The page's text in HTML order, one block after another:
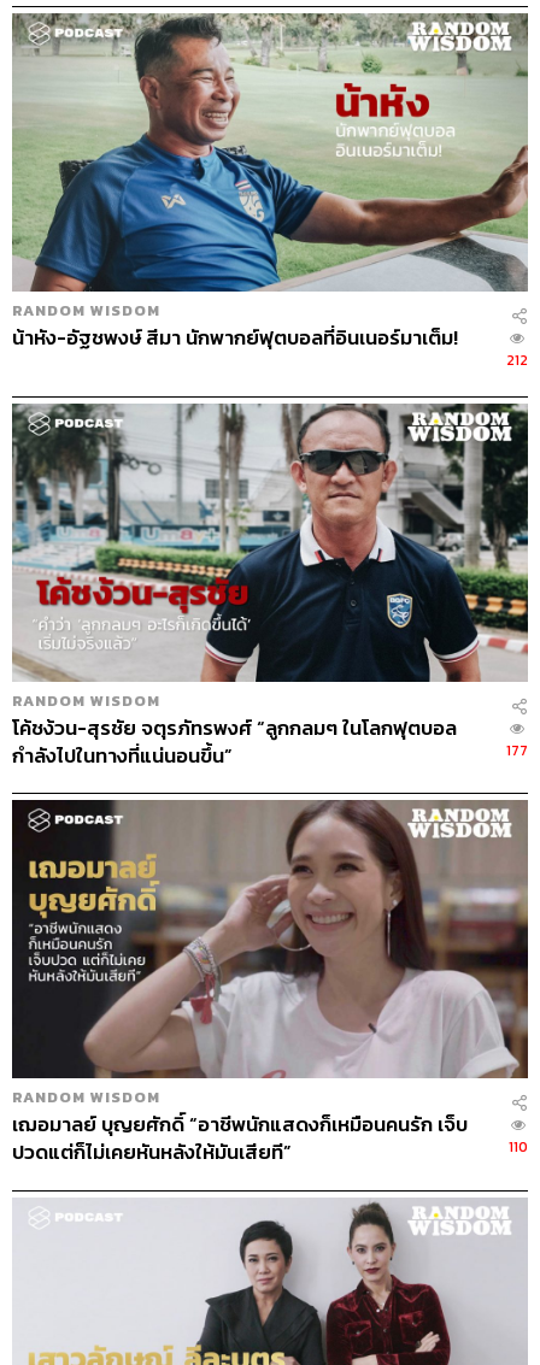
ที่จริงจังและงานออกมาดี แต่สุดท้ายแล้วมันจะดีหรือไม่ดี เรา
ก็เลือกด้านที่เรารู้สึก คือเราต้องมีความสุขทุกโมเมนต์ ถึง
เครียดก็อย่าให้มันอยู่กับเรานาน และอย่างที่บอกว่าตั้งแต่ทำ
ธุรกิจมา มันมีปัญหาเยอะแบบมรสุมมาก ปัง! แรกๆ ก็มีเครียด
บ้าง แต่พอตอนหลังเรามองว่าปัญหามันไม่ใช่ปัญหา แต่มัน
คือส่วนหนึ่งของชีวิต มันมีไว้เพื่อแก้ไขและเป็นเรื่องปกติ ริต้า
เลยเชื่อคำว่า Mindset มันเป็นคำที่สำคัญมาก บางครั้งที่เรา
ไปเจอลูกทีมแล้วเขาบอบช้ำมาก สิ่งที่เราทำได้คือเราต้อง
เปลี่ยน Mindset เขา การเปลี่ยน Mindset เป็นสิ่งสำคัญและมี
พลังมาก บางทีคลิกเดียวเราจะมองว่าเป็นเรื่องเครียดหรือ
มองเป็นอีกแบบก็ได้
ริต้ารู้สึกว่าเราโชคดีที่ได้รับโอกาสมาอยู่ตรงนี้ เลยอยากให้
โอกาสคนอื่นกลับไปบ้าง นั่นคือสิ่งที่เราทำอยู่เสมอ เหมือน
เราโชคดีที่อยู่ๆ เรามีชื่อเสียง หาเงินได้ มีพี่ๆ ที่น่ารัก แต่
แน่นอนว่ามันมีคนที่เขาไม่ได้รับโอกาสแบบนี้อีกมากมายที่
เราพยายามจะถ่ายทอดออกไป คนเราบางทีมีโอกาสเข้ามา
เราไม่รู้หรอกว่ามันจะดีหรือไม่ดี เหมือนที่เขาถามว่าริต้ามา
เป็นเมนเทอร์ไหม ริต้าก็ไม่รู้ว่ามันจะดีหรือร้าย แต่เมื่อมันมี
โอกาส สิ่งที่เราต้องทำคือต้องรับโอกาสนั้นและทำมันให้ดี
ที่สุด โอกาสมันไม่ได้เดินกลับมาให้เราเป็นครั้งที่ 2 ถ้าคุณ
ปฏิเสธครั้งนี้ คุณกำลังดังอยู่ สปอตไลต์ส่องอยู่ที่คุณ แต่คุณ
ปฏิเสธด้วยอารมณ์ จะด้วยอารมณ์หรืออะไรก็ตาม มนุษย์เรา
มาคู่กับอารมณ์อยู่แล้วค่ะ คุณปฏิเสธไป แต่อย่าลืมว่ามันจะ
ไม่ย้อนกลับมาให้คุณอีกแล้ว มันจะผ่านเลยไป แล้ววันหนึ่ง
คุณจะมานั่งเสียดาย ถ้าทำแล้วมันไม่ดีหรือเลวร้าย อย่างน้อย
เราก็ได้ลอง
Credits
Show Creatorภูมิชาย บุญสินสุข
Interviewerท้อฟฟี่ แบรดชอว์
The Guest
ศรีริต้า เจนเซ่น
Episode Producer
Episode Editorเชษฐพงศ์ ชูประดิษฐ์
Sound Designer & Engineerศุภณัฐ เดชะอำไพ
Coordinator & Adminอภิสิทธิ์ หรรษาภิรมย์โชค
Art Director
อนงค์นาฏ วิวัฒนานนท์
อธิษฐาน กาญจนะพงศ์
ภาสิณี เพิ่มพันธุ์พงศ์
จินตนา ประชุมพันธ์
Westonemusic.com
RANDOM WISDOM
น้าหัง-อัฐชพงษ์ สีมา นักพากย์ฟุตบอลที่อินเนอร์มาเต็ม!
212
RANDOM WISDOM
โค้ชง้วน-สุรชัย จตุรภัทรพงศ์ “ลูกกลมๆ ในโลกฟุตบอล
กำลังไปในทางที่แน่นอนขึ้น”
177
RANDOM WISDOM
เฌอมาลย์ บุญยศักดิ์ “อาชีพนักแสดงก็เหมือนคนรัก เจ็บ
ปวดแต่ก็ไม่เคยหันหลังให้มันเสียที”
110